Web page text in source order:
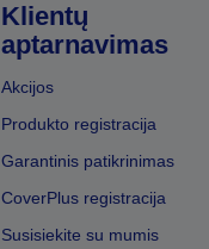
Klientų
aptarnavimas
Akcijos
Produkto registracija
Garantinis patikrinimas
CoverPlus registracija
Susisiekite su mumis